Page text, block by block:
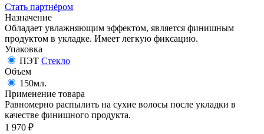
Стать партнёром
Назначение
Обладает увлажняющим эффектом, является финишным
продуктом в укладке. Имеет легкую фиксацию.
Упаковка
ПЭТ Стекло
Объем
150мл.
Применение товара
Равномерно распылить на сухие волосы после укладки в
качестве финишного продукта.
1 970 ₽